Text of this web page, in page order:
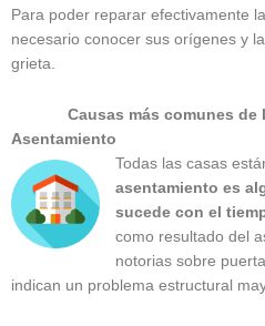
Para poder reparar efectivamente
necesario conocer sus orígenes y
grieta.
Causas más comunes de
Asentamiento
Todas las casas
asentamiento es
sucede con el
como resultado del
notorias sobre
indican un problema estructural